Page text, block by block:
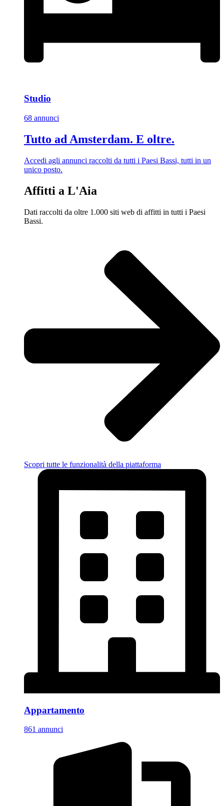
Studio
68 annunci
Tutto ad Amsterdam. E oltre.
Accedi agli annunci raccolti da tutti i Paesi Bassi, tutti in un
unico posto.
Affitti a L'Aia
Dati raccolti da oltre 1.000 siti web di affitti in tutti i Paesi
Bassi.
Scopri tutte le funzionalità della piattaforma
Appartamento
861 annunci